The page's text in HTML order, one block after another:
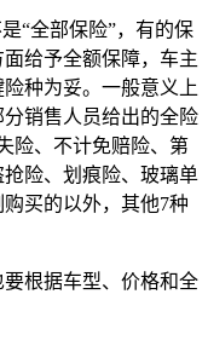
“全部保险”，有的保
给予全额保障，车主
种为妥。一般意义上
销售人员给出的全险
险、不计免赔险、第
险、划痕险、玻璃单
买的以外，其他7种
根据车型、价格和全